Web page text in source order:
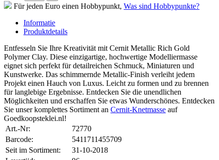
Für jeden Euro einen Hobbypunkt, Was sind Hobbypunkte?
Informatie
Produktdetails
Entfesseln Sie Ihre Kreativität mit Cernit Metallic Rich Gold
Polymer Clay. Diese einzigartige, hochwertige Modelliermasse
eignet sich perfekt für detailreichen Schmuck, Miniaturen und
Kunstwerke. Das schimmernde Metallic-Finish verleiht jedem
Projekt einen Hauch von Luxus. Leicht zu formen und zu brennen
für langlebige Ergebnisse. Entdecken Sie die unendlichen
Möglichkeiten und erschaffen Sie etwas Wunderschönes. Entdecken
Sie unser komplettes Sortiment an Cernit-Knetmasse auf
Goedkoopsteklei.nl!
Art.-Nr:
72770
Barcode:
5411711455709
Seit im Sortiment:
31-10-2018